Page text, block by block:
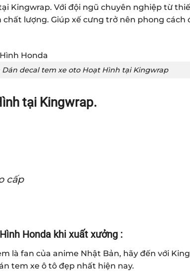
Kingwrap. Với đội ngũ chuyên nghiệp từ
lượng. Giúp xế cưng trở nên phong cách
Dán decal tem xe oto Hoạt Hình tại Kingwrap
tại Kingwrap.
cấp
Honda khi xuất xưởng :
là fan của anime Nhật Bản, hãy đến với
tem xe ô tô đẹp nhất hiện nay.